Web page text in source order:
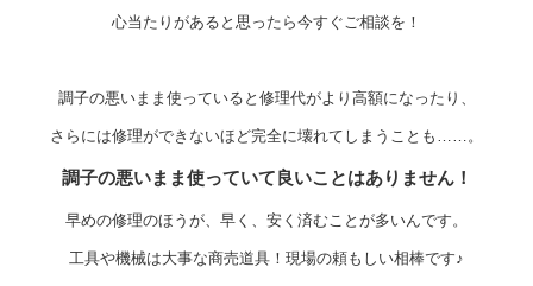
心当たりがあると思ったら今すぐご相談を！
調子の悪いまま使っていると修理代がより高額になったり、
さらには修理ができないほど完全に壊れてしまうことも……。
調子の悪いまま使っていて良いことはありません！
早めの修理のほうが、早く、安く済むことが多いんです。
工具や機械は大事な商売道具！現場の頼もしい相棒です♪